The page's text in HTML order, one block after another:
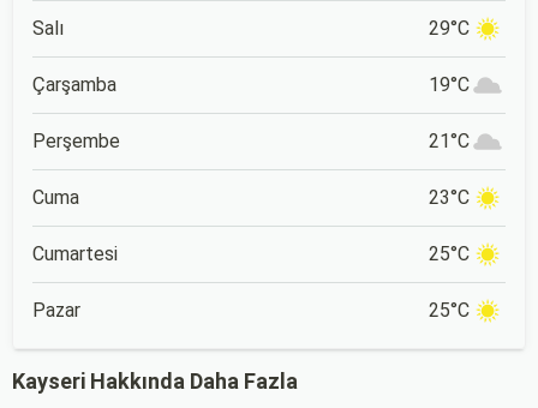
Salı 29°C
Çarşamba 19°C
Perşembe 21°C
Cuma 23°C
Cumartesi 25°C
Pazar 25°C
Kayseri Hakkında Daha Fazla